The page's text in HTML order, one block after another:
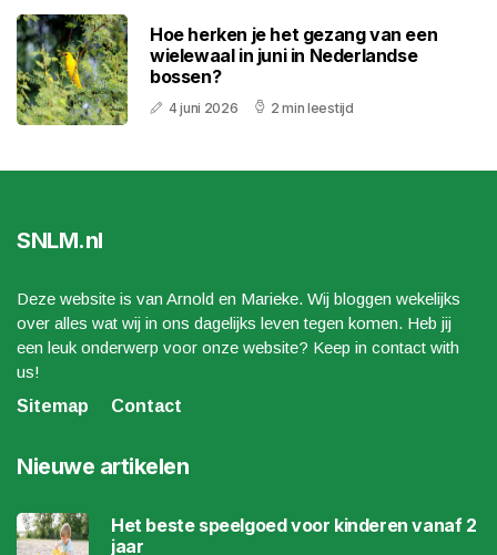
Hoe herken je het gezang van een
wielewaal in juni in Nederlandse
bossen?
4 juni 2026 2 min leestijd
SNLM.nl
Deze website is van Arnold en Marieke. Wij bloggen wekelijks
over alles wat wij in ons dagelijks leven tegen komen. Heb jij
een leuk onderwerp voor onze website? Keep in contact with
us!
Sitemap
Contact
Nieuwe artikelen
Het beste speelgoed voor kinderen vanaf 2
jaar